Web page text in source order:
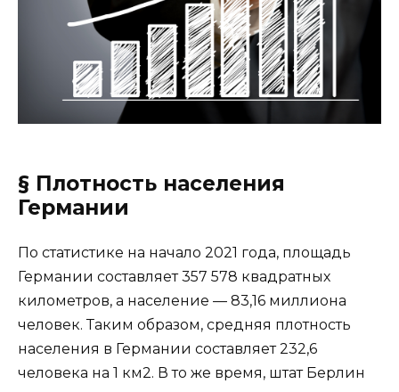
§ Плотность населения
Германии
По статистике на начало 2021 года, площадь
Германии составляет 357 578 квадратных
километров, а население — 83,16 миллиона
человек. Таким образом, средняя плотность
населения в Германии составляет 232,6
человека на 1 км2. В то же время, штат Берлин